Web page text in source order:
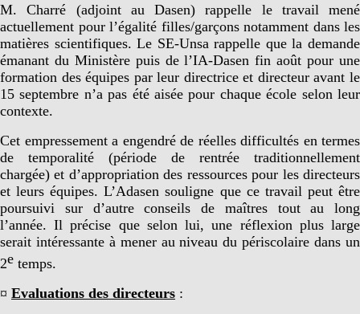
M. Charré (adjoint au Dasen) rappelle le travail mené
actuellement pour l’égalité filles/garçons notamment dans les
matières scientifiques. Le SE-Unsa rappelle que la demande
émanant du Ministère puis de l’IA-Dasen fin août pour une
formation des équipes par leur directrice et directeur avant le
15 septembre n’a pas été aisée pour chaque école selon leur
contexte.
Cet empressement a engendré de réelles difficultés en termes
de temporalité (période de rentrée traditionnellement
chargée) et d’appropriation des ressources pour les directeurs
et leurs équipes. L’Adasen souligne que ce travail peut être
poursuivi sur d’autre conseils de maîtres tout au long
l’année. Il précise que selon lui, une réflexion plus large
serait intéressante à mener au niveau du périscolaire dans un
2e temps.
¤ Evaluations des directeurs :